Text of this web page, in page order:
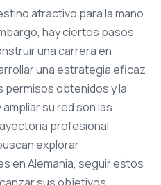
atractivo para la mano
hay ciertos pasos
una carrera en
una estrategia eficaz
permisos obtenidos y la
su red son las
profesional
explorar
en Alemania, seguir estos